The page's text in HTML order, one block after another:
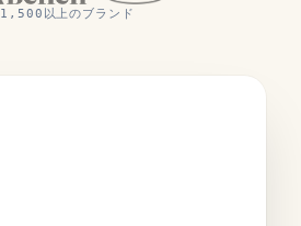
1,500以上のブランド